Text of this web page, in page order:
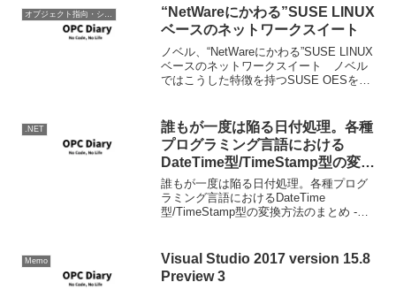
ブラウザでローカルのHTMLを見るように
なりました。また、...
オブジェクト指向・システム開発
“NetWareにかわる”SUSE LINUX
ベースのネットワークスイート
ノベル、“NetWareにかわる”SUSE LINUX
ベースのネットワークスイート ノベル
ではこうした特徴を持つSUSE OESを用
了したWindows N...
.NET
誰もが一度は陥る日付処理。各種
プログラミング言語における
DateTime型/TimeStamp型の変換
方法のまとめにC#が無いので追
加
誰もが一度は陥る日付処理。各種プログ
ラミング言語におけるDateTime
型/TimeStamp型の変換方法のまとめ -
ついカッとなってやったが、後悔...
Memo
Visual Studio 2017 version 15.8
Preview 3